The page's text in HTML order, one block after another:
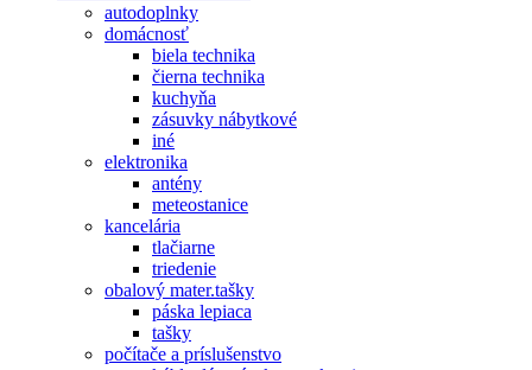
autodoplnky
domácnosť
biela technika
čierna technika
kuchyňa
zásuvky nábytkové
iné
elektronika
antény
meteostanice
kancelária
tlačiarne
triedenie
obalový mater.tašky
páska lepiaca
tašky
počítače a príslušenstvo